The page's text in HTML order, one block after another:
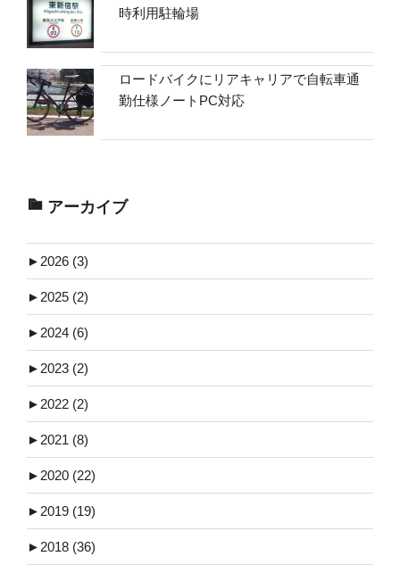
時利用駐輪場
ロードバイクにリアキャリアで自転車通
勤仕様ノートPC対応
アーカイブ
► 2026 (3)
► 2025 (2)
► 2024 (6)
► 2023 (2)
► 2022 (2)
► 2021 (8)
► 2020 (22)
► 2019 (19)
► 2018 (36)